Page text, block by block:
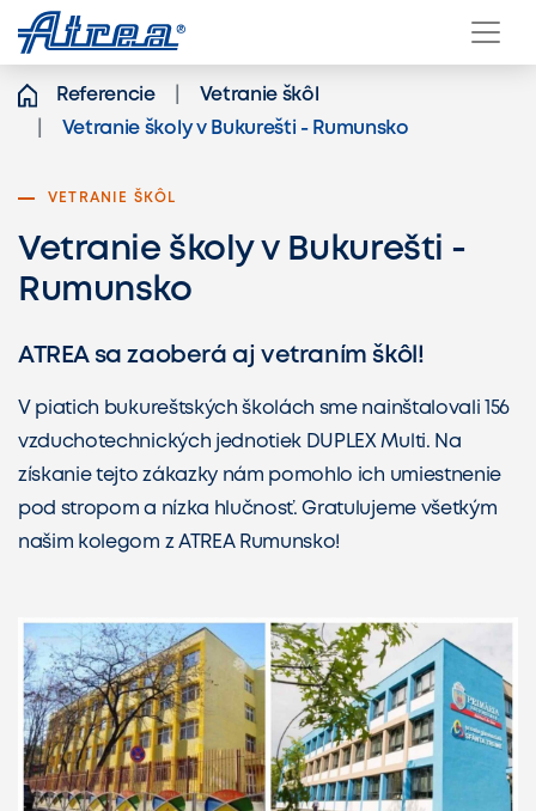
Přeskočit na obsah
Referencie
Vetranie škôl
Vetranie školy v Bukurešti - Rumunsko
VETRANIE ŠKÔL
Vetranie školy v Bukurešti -
Rumunsko
ATREA sa zaoberá aj vetraním škôl!
V piatich bukureštských školách sme nainštalovali 156
vzduchotechnických jednotiek DUPLEX Multi. Na
získanie tejto zákazky nám pomohlo ich umiestnenie
pod stropom a nízka hlučnosť. Gratulujeme všetkým
našim kolegom z ATREA Rumunsko!